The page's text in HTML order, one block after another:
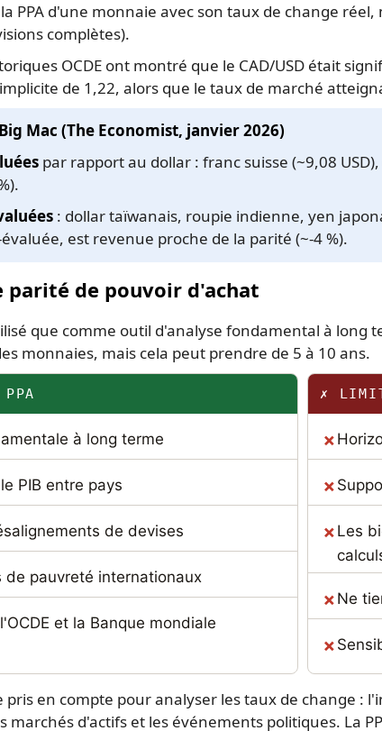
PPA d'une monnaie avec son taux de change
complètes).
OCDE ont montré que le CAD/USD était
de 1,22, alors que le taux de marché
Mac (The Economist, janvier 2026)
par rapport au dollar : franc suisse (~9,08
: dollar taïwanais, roupie indienne, yen
est revenue proche de la parité (~-4 %).
parité de pouvoir d'achat
que comme outil d'analyse fondamental à long
monnaies, mais cela peut prendre de 5 à 10 ans.
à long terme
PIB entre pays
de devises
de pauvreté internationaux
et la Banque mondiale
✗
Les
Ne
en compte pour analyser les taux de change :
marchés d'actifs et les événements politiques. La